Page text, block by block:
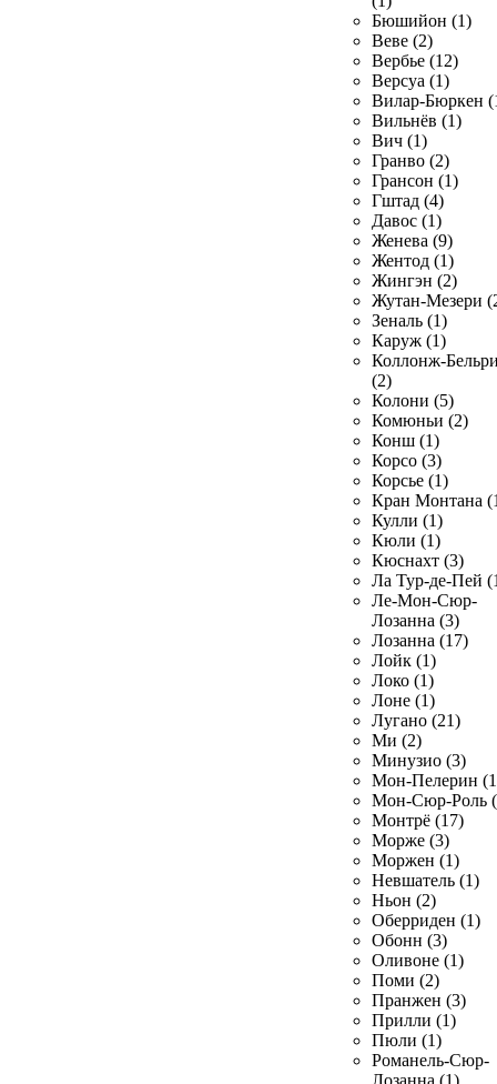
Бюшийон (1)
Веве (2)
Вербье (12)
Версуа (1)
Вилар-Бюркен
Вильнёв (1)
Вич (1)
Гранво (2)
Грансон (1)
Гштад (4)
Давос (1)
Женева (9)
Жентод (1)
Жингэн (2)
Жутан-Мезери
Зеналь (1)
Каруж (1)
Коллонж-
(2)
Колони (5)
Комюньи (2)
Конш (1)
Корсо (3)
Корсье (1)
Кран Монтана
Кулли (1)
Кюли (1)
Кюснахт (3)
Ла Тур-де-Пей
Ле-Мон-Сюр-
Лозанна (3)
Лозанна (17)
Лойк (1)
Локо (1)
Лоне (1)
Лугано (21)
Ми (2)
Минузио (3)
Мон-Пелерин
Мон-Сюр-Роль
Монтрё (17)
Морже (3)
Моржен (1)
Невшатель (1)
Ньон (2)
Оберриден (1)
Обонн (3)
Оливоне (1)
Поми (2)
Пранжен (3)
Прилли (1)
Пюли (1)
Романель-Сюр-
Лозанна (1)